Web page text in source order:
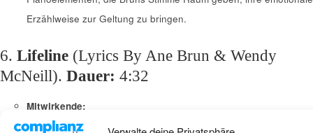
Erzählweise zur Geltung zu bringen.
6. Lifeline (Lyrics By Ane Brun & Wendy
McNeill). Dauer: 4:32
Mitwirkende:
Lyrics: Ane Brun, Wendy McNeill